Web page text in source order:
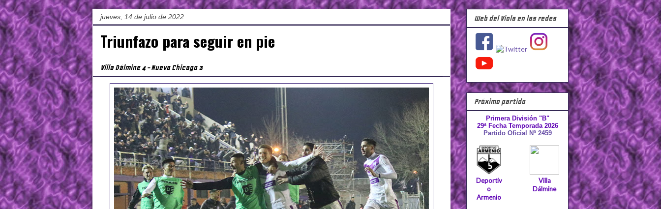
jueves, 14 de julio de 2022
Triunfazo para seguir en pie
Villa Dálmine 4 - Nueva Chicago 3
Web del Viola en las redes
Próximo partido
Primera División "B"
29ª Fecha Temporada 2026
Partido Oficial Nº 2459
Deportiv
o
Armenio
Villa
Dálmine